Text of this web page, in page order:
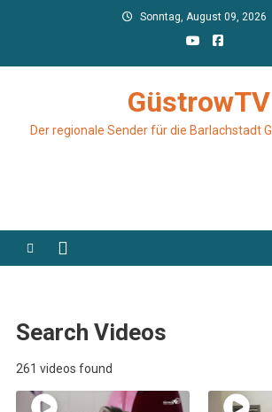
Sonntag, August 09, 2026
GüstrowTV
Der regionale Sender für die Barlachstadt
Search Videos
261 videos found